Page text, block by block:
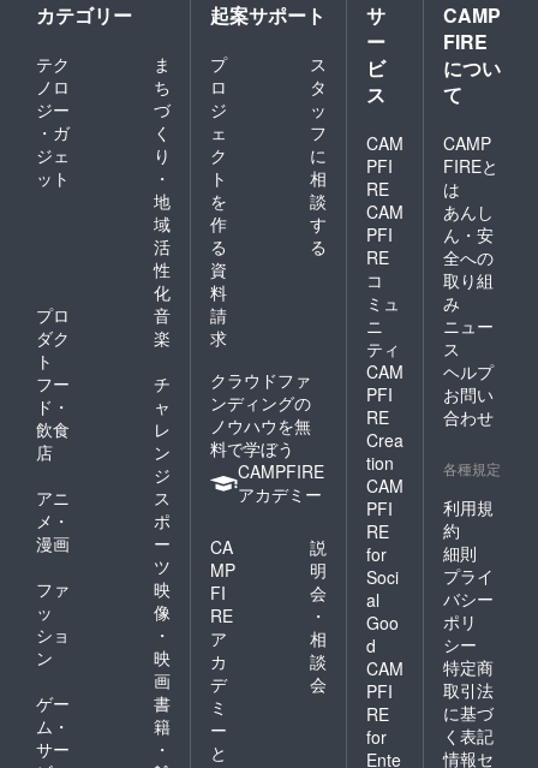
カテゴリー
テク
ノロ
ジー
・ガ
ジェ
ット
ま
ち
づ
く
り
・
地
域
活
性
化
プロ
ダク
ト
音
楽
フー
ド・
飲食
店
チ
ャ
レ
ン
ジ
アニ
メ・
漫画
ス
ポ
ー
ツ
ファ
ッ
ショ
ン
映
像
・
映
画
ゲー
ム・
サー
書
籍
・
起案サポート
プ
ロ
ジ
ェ
ク
ト
を
作
る
ス
タ
ッ
フ
に
相
談
す
る
資
料
請
求
クラウドファ
ンディングの
ノウハウを無
料で学ぼう
CAMPFIRE
アカデミー
CA
MP
FI
RE
ア
カ
デ
ミ
ー
と
説
明
会
・
相
談
会
サ
ー
ビ
ス
CAM
PFI
RE
CAM
PFI
RE
コ
ミュ
ニ
ティ
CAM
PFI
RE
Crea
tion
CAM
PFI
RE
for
Soci
al
Goo
d
CAM
PFI
RE
for
Ente
CAMP
FIRE
につい
て
CAMP
FIREと
は
あんし
ん・安
全への
取り組
み
ニュー
ス
ヘルプ
お問い
合わせ
各種規定
利用規
約
細則
プライ
バシー
ポリ
シー
特定商
取引法
に基づ
く表記
情報セ